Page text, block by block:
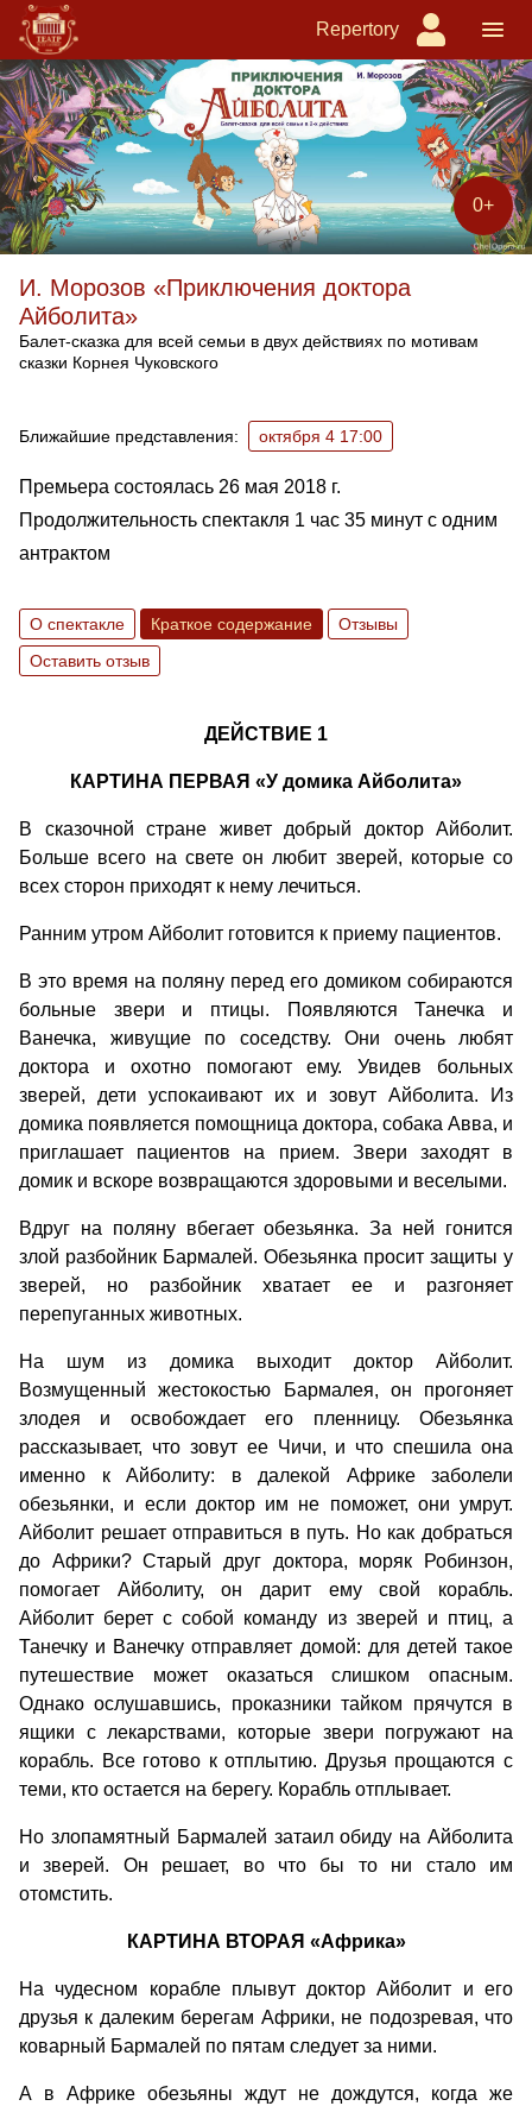
Repertory
0+
И. Морозов «Приключения доктора
Айболита»
Балет-сказка для всей семьи в двух действиях по мотивам
сказки Корнея Чуковского
Ближайшие представления: октября 4 17:00
Премьера состоялась 26 мая 2018 г.
Продолжительность спектакля 1 час 35 минут с одним
антрактом
О спектакле Краткое содержание
Отзывы
Оставить отзыв
ДЕЙСТВИЕ 1
КАРТИНА ПЕРВАЯ «У домика Айболита»
В сказочной стране живет добрый доктор Айболит.
Больше всего на свете он любит зверей, которые со
всех сторон приходят к нему лечиться.
Ранним утром Айболит готовится к приему пациентов.
В это время на поляну перед его домиком собираются
больные звери и птицы. Появляются Танечка и
Ванечка, живущие по соседству. Они очень любят
доктора и охотно помогают ему. Увидев больных
зверей, дети успокаивают их и зовут Айболита. Из
домика появляется помощница доктора, собака Авва, и
приглашает пациентов на прием. Звери заходят в
домик и вскоре возвращаются здоровыми и веселыми.
Вдруг на поляну вбегает обезьянка. За ней гонится
злой разбойник Бармалей. Обезьянка просит защиты у
зверей, но разбойник хватает ее и разгоняет
перепуганных животных.
На шум из домика выходит доктор Айболит.
Возмущенный жестокостью Бармалея, он прогоняет
злодея и освобождает его пленницу. Обезьянка
рассказывает, что зовут ее Чичи, и что спешила она
именно к Айболиту: в далекой Африке заболели
обезьянки, и если доктор им не поможет, они умрут.
Айболит решает отправиться в путь. Но как добраться
до Африки? Старый друг доктора, моряк Робинзон,
помогает Айболиту, он дарит ему свой корабль.
Айболит берет с собой команду из зверей и птиц, а
Танечку и Ванечку отправляет домой: для детей такое
путешествие может оказаться слишком опасным.
Однако ослушавшись, проказники тайком прячутся в
ящики с лекарствами, которые звери погружают на
корабль. Все готово к отплытию. Друзья прощаются с
теми, кто остается на берегу. Корабль отплывает.
Но злопамятный Бармалей затаил обиду на Айболита
и зверей. Он решает, во что бы то ни стало им
отомстить.
КАРТИНА ВТОРАЯ «Африка»
На чудесном корабле плывут доктор Айболит и его
друзья к далеким берегам Африки, не подозревая, что
коварный Бармалей по пятам следует за ними.
А в Африке обезьяны ждут не дождутся, когда же